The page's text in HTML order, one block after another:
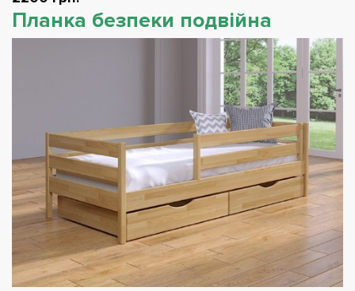
Планка безпеки подвійна